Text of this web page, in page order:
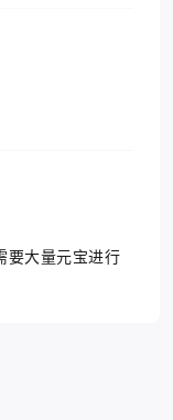
要大量元宝进行